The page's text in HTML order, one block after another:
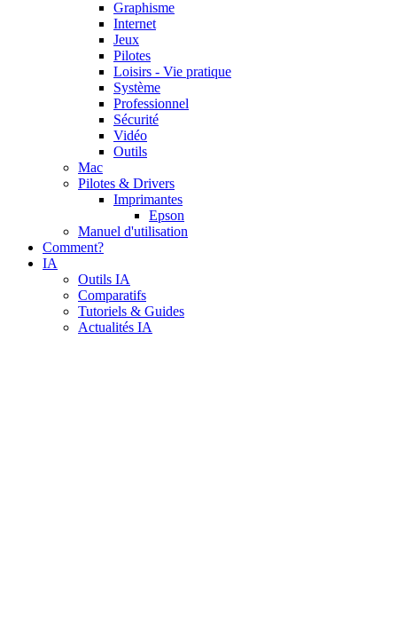
Graphisme
Internet
Jeux
Pilotes
Loisirs - Vie pratique
Système
Professionnel
Sécurité
Vidéo
Outils
Mac
Pilotes & Drivers
Imprimantes
Epson
Manuel d'utilisation
Comment?
IA
Outils IA
Comparatifs
Tutoriels & Guides
Actualités IA